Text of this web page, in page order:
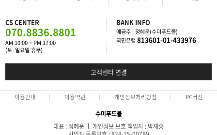
CS CENTER
070.8836.8801
AM 10:00 ~ PM 17:00
(토·일요일 휴무)
BANK INFO
예금주 : 정혜운(수미푸드몰)
국민은행 813601-01-433976
고객센터 연결
이용안내 이용약관 개인정보처리방침 PC버전
수미푸드몰
대표 : 정혜운 ㅣ 개인정보 보호 책임자 : 박재흥